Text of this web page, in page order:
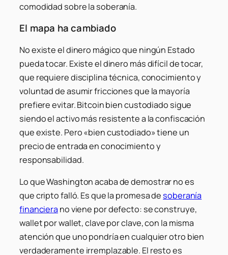
comodidad sobre la soberanía.
El mapa ha cambiado
No existe el dinero mágico que ningún Estado
pueda tocar. Existe el dinero más difícil de tocar,
que requiere disciplina técnica, conocimiento y
voluntad de asumir fricciones que la mayoría
prefiere evitar. Bitcoin bien custodiado sigue
siendo el activo más resistente a la confiscación
que existe. Pero «bien custodiado» tiene un
precio de entrada en conocimiento y
responsabilidad.
Lo que Washington acaba de demostrar no es
que cripto falló. Es que la promesa de soberanía
financiera no viene por defecto: se construye,
wallet por wallet, clave por clave, con la misma
atención que uno pondría en cualquier otro bien
verdaderamente irremplazable. El resto es